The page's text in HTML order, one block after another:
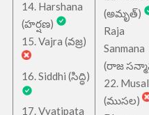
14. Harshana
(హర్షణ)
15. Vajra (వజ్ర)
16. Siddhi (సిద్ధి)
17. Vyatipata
(అమృత్)
Raja
Sanmana
(రాజ
22.
(ముసల)